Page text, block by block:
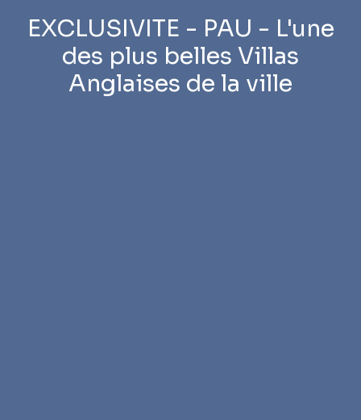
EXCLUSIVITE - PAU - L'une
des plus belles Villas
Anglaises de la ville